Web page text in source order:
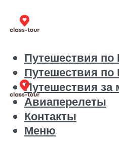
Путешествия по
Путешествия по
Путешествия за
Авиаперелеты
Контакты
Меню